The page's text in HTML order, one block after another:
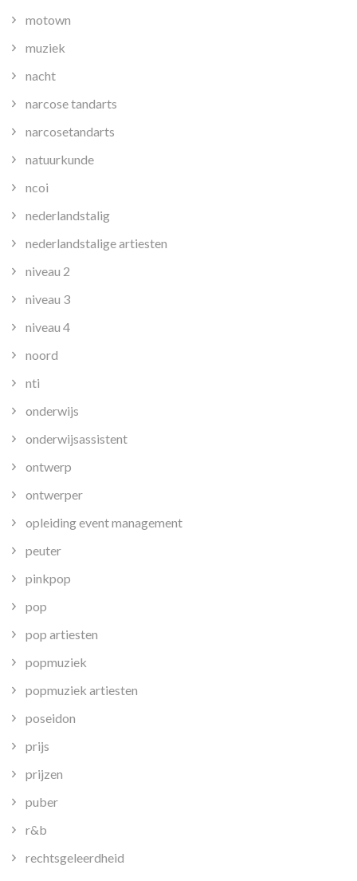
motown
muziek
nacht
narcose tandarts
narcosetandarts
natuurkunde
ncoi
nederlandstalig
nederlandstalige artiesten
niveau 2
niveau 3
niveau 4
noord
nti
onderwijs
onderwijsassistent
ontwerp
ontwerper
opleiding event management
peuter
pinkpop
pop
pop artiesten
popmuziek
popmuziek artiesten
poseidon
prijs
prijzen
puber
r&b
rechtsgeleerdheid